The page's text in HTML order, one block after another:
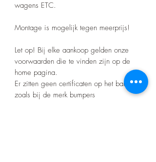
wagens ETC.
Montage is mogelijk tegen meerprijs!
Let op! Bij elke aankoop gelden onze
voorwaarden die te vinden zijn op de
home pagina.
Er zitten geen certificaten op het barwork
zoals bij de merk bumpers